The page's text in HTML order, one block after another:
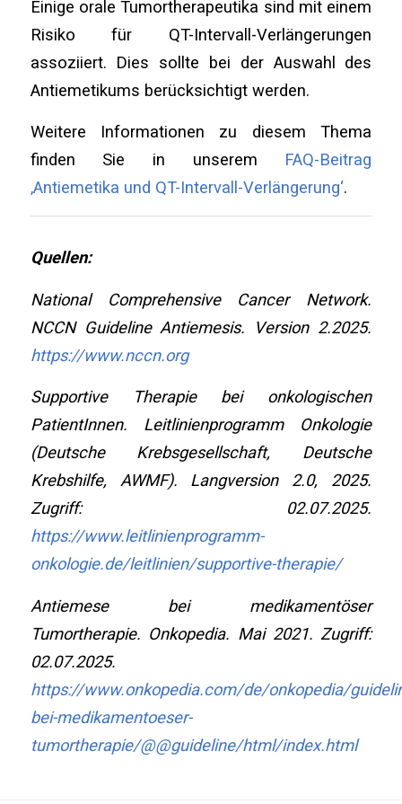
Einige orale Tumortherapeutika sind mit einem
Risiko für QT-Intervall-Verlängerungen
assoziiert. Dies sollte bei der Auswahl des
Antiemetikums berücksichtigt werden.
Weitere Informationen zu diesem Thema
finden Sie in unserem FAQ-Beitrag
‚Antiemetika und QT-Intervall-Verlängerung‘.
Quellen:
National Comprehensive Cancer Network.
NCCN Guideline Antiemesis. Version 2.2025.
https://www.nccn.org
Supportive Therapie bei onkologischen
PatientInnen. Leitlinienprogramm Onkologie
(Deutsche Krebsgesellschaft, Deutsche
Krebshilfe, AWMF). Langversion 2.0, 2025.
Zugriff: 02.07.2025.
https://www.leitlinienprogramm-
onkologie.de/leitlinien/supportive-therapie/
Antiemese bei medikamentöser
Tumortherapie. Onkopedia. Mai 2021. Zugriff:
02.07.2025.
https://www.onkopedia.com/de/onkopedia/
bei-medikamentoeser-
tumortherapie/@@guideline/html/index.html